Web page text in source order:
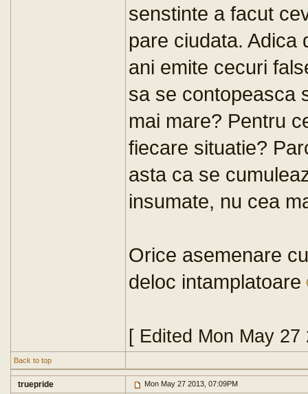
senstinte a facut
pare ciudata. Adica
ani emite cecuri
sa se contopeasca
mai mare? Pentru
fiecare situatie?
asta ca se
insumate, nu cea
Orice asemenare
deloc intamplatoare
[ Edited Mon May
Back to top
truepride Mon May 27 2013, 07:09PM